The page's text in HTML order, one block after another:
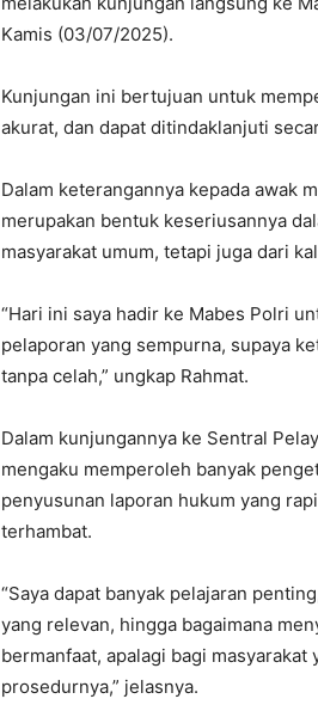
Kamis (03/07/2025).
Kunjungan ini bertujuan untuk
akurat, dan dapat ditindaklanjuti
Dalam keterangannya kepada awak
merupakan bentuk keseriusannya
masyarakat umum, tetapi juga dari
“Hari ini saya hadir ke Mabes Polri
pelaporan yang sempurna, supaya
tanpa celah,” ungkap Rahmat.
Dalam kunjungannya ke Sentral
mengaku memperoleh banyak
penyusunan laporan hukum yang
terhambat.
“Saya dapat banyak pelajaran
yang relevan, hingga bagaimana
bermanfaat, apalagi bagi
prosedurnya,” jelasnya.